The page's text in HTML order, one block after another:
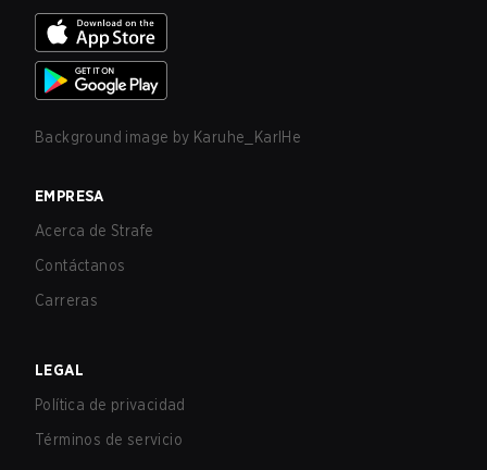
Background image by Karuhe_KarlHe
EMPRESA
Acerca de Strafe
Contáctanos
Carreras
LEGAL
Política de privacidad
Términos de servicio